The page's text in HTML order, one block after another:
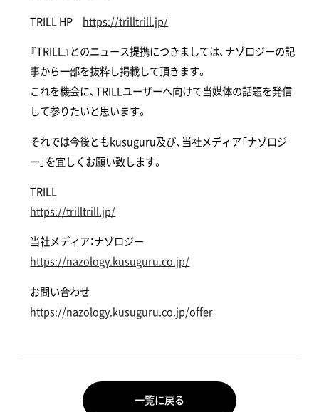
TRILL HP https://trilltrill.jp/
『TRILL』とのニュース提携につきましては、ナゾロジーの記
事から一部を抜粋し掲載して頂きます。
これを機会に、TRILLユーザーへ向けて当媒体の話題を発信
して参りたいと思います。
それでは今後ともkusuguru及び、当社メディア「ナゾロジ
ー」を宜しくお願い致します。
TRILL
https://trilltrill.jp/
当社メディア：ナゾロジー
https://nazology.kusuguru.co.jp/
お問い合わせ
https://nazology.kusuguru.co.jp/offer
一覧に戻る